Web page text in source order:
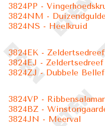
3824PP -
3824NM -
3824NS - Heelkruid
3824EK - Zeldertsedreef
3824EJ - Zeldertsedreef
3824ZJ - Dubbele
3824VP -
3824BZ -
3824JN - Meerval